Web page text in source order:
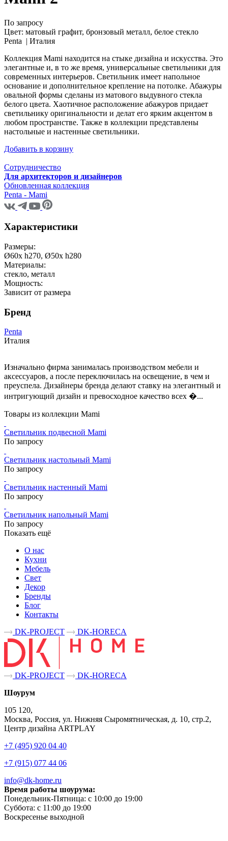
По запросу
Цвет: матовый графит, бронзовый металл, белое стекло
Penta | Италия
Коллекция Mami находится на стыке дизайна и искусства. Это
элегантные и, в то же время, универсальные светильники для
современных интерьеров. Светильник имеет напольное
основание и дополнительное крепление на потолке. Абажуры
овальной формы сделаны из матового выдувного стекла
белого цвета. Хаотичное расположение абажуров придает
светильнику оригинальности и делат его ярким акцентом в
любом пространстве. Также в коллекции представлены
настольные и настенные светильники.
Добавить в корзину
Сотрудничество
Для архитекторов и дизайнеров
Обновленная коллекция
Penta - Mami
Характеристики
Размеры:
Ø60x h270, Ø50x h280
Материалы:
стекло, металл
Мощность:
Зависит от размера
Бренд
Penta
Италия
Изначально фирма занималась производством мебели и
аксессуаров, а после переключилась на освещение, в чем и
преуспела. Дизайнеры бренда делают ставку на элегантный и
интригующий дизайн и превосходное качество всех �...
Товары из коллекции Mami
Светильник подвесной Mami
По запросу
Светильник настольный Mami
По запросу
Светильник настенный Mami
По запросу
Светильник напольный Mami
По запросу
Показать ещё
О нас
Кухни
Мебель
Свет
Декор
Бренды
Блог
Контакты
DK-PROJECT
DK-HORECA
DK-PROJECT
DK-HORECA
Шоурум
105 120,
Москва, Россия, ул. Нижняя Сыромятническая, д. 10, стр.2,
Центр дизайна ARTPLAY
+7 (495) 920 04 40
+7 (915) 077 44 06
info@dk-home.ru
Время работы шоурума:
Понедельник-Пятница: c 10:00 до 19:00
Суббота: c 11:00 до 19:00
Воскресенье выходной